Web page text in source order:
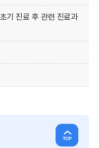
기 진료 후 관련 진료과